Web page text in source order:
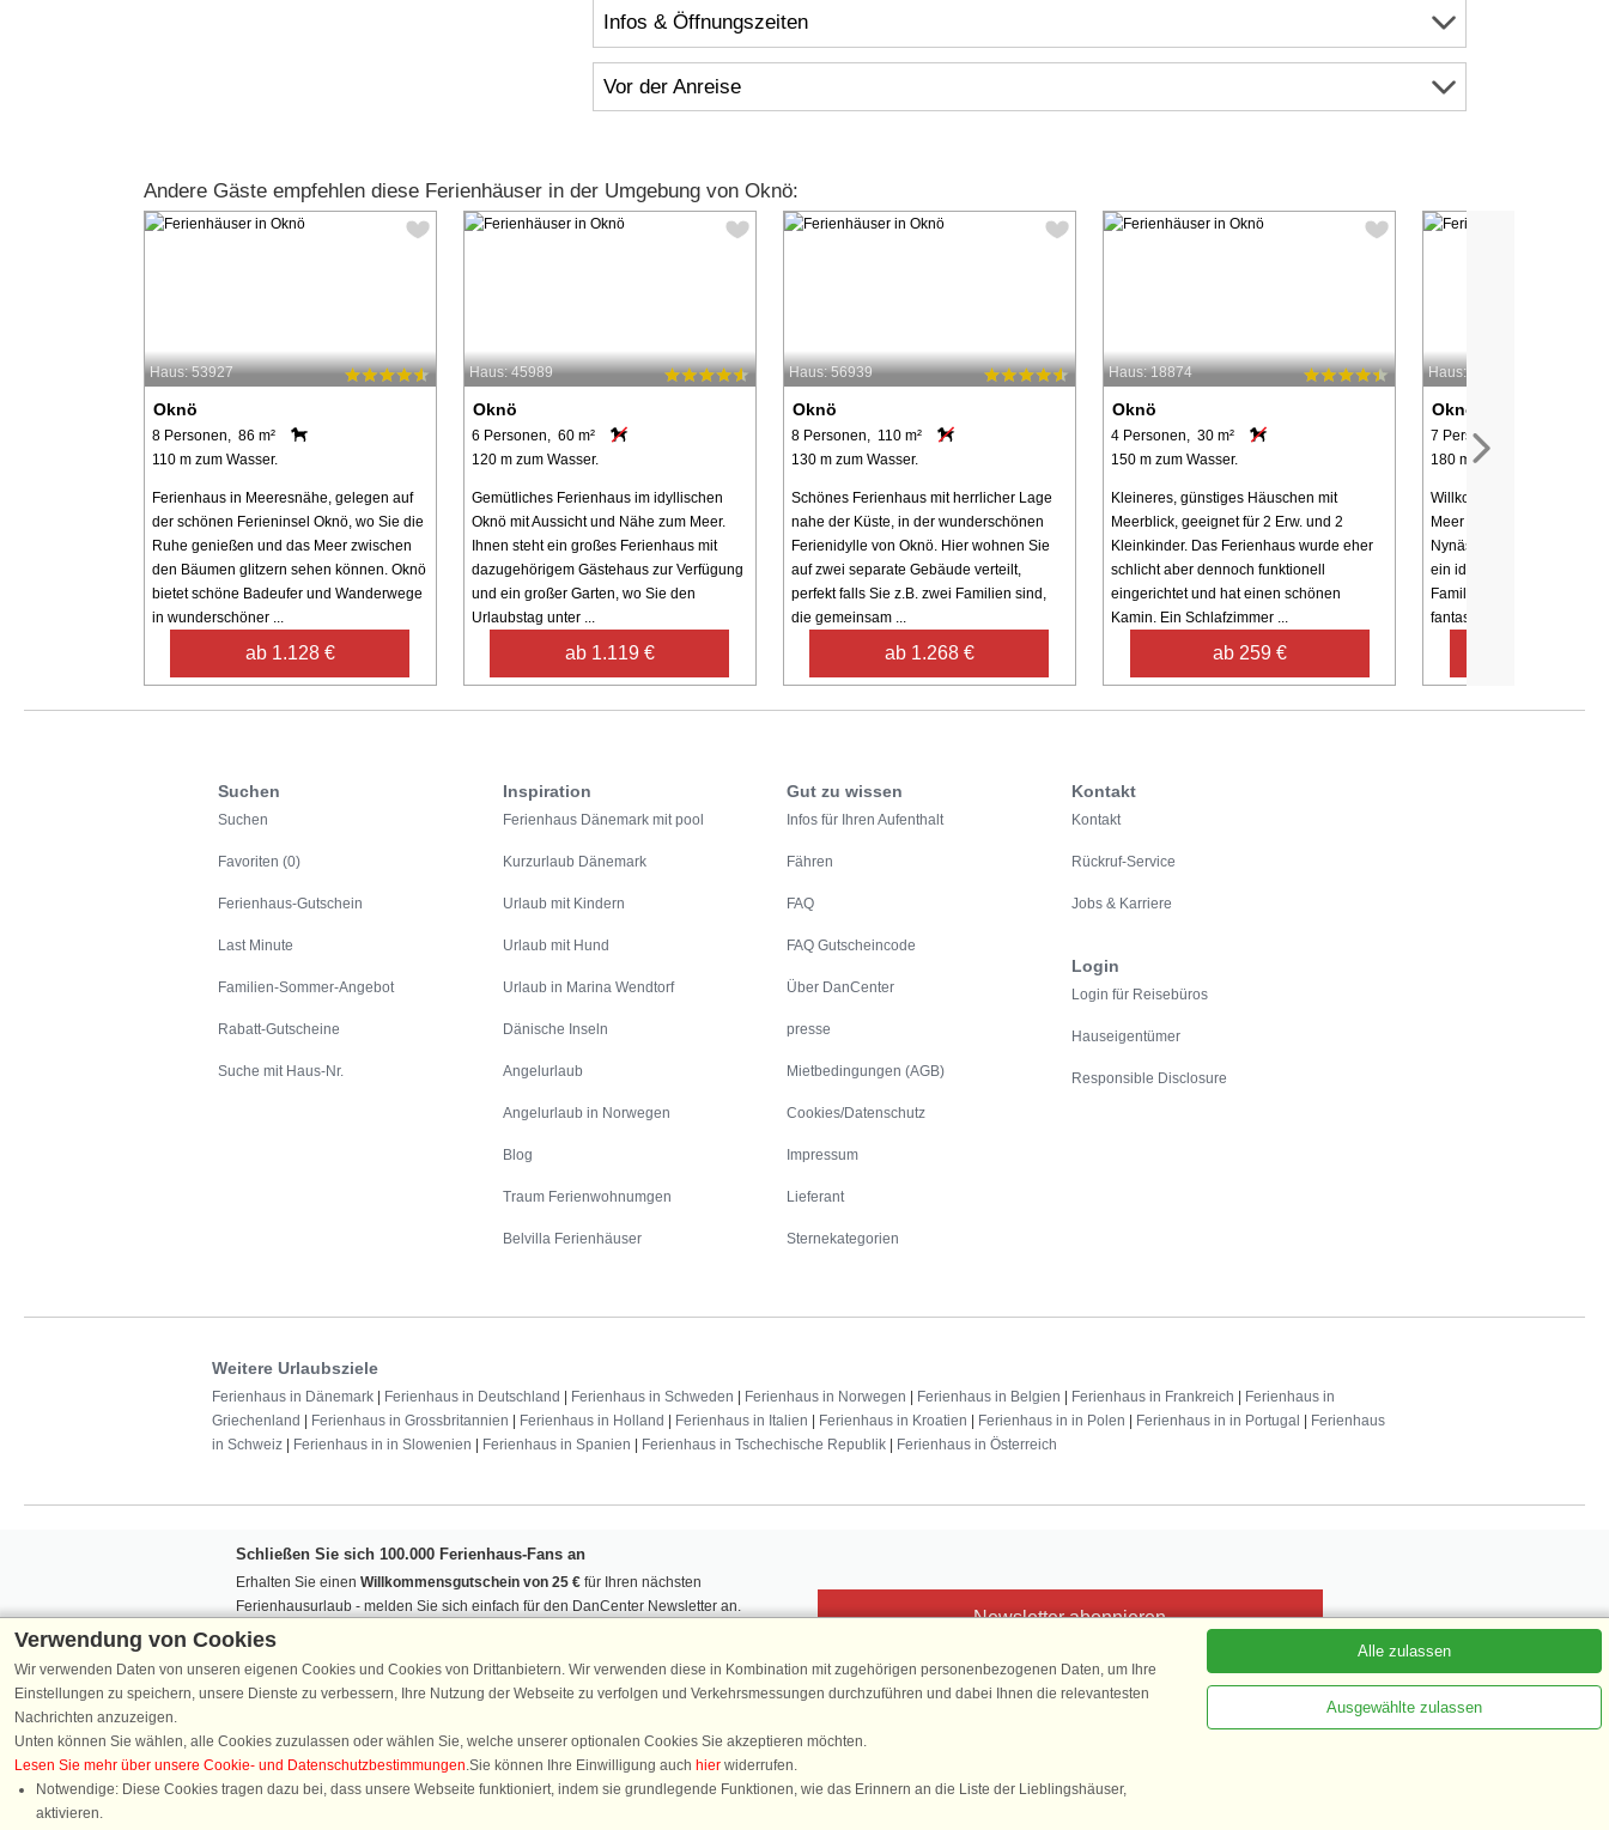
Infos & Öffnungszeiten
Vor der Anreise
Andere Gäste empfehlen diese Ferienhäuser in der Umgebung von Oknö:
Haus: 53927
Oknö
8 Personen, 86 m²
110 m zum Wasser.
Ferienhaus in Meeresnähe, gelegen auf
der schönen Ferieninsel Oknö, wo Sie die
Ruhe genießen und das Meer zwischen
den Bäumen glitzern sehen können. Oknö
bietet schöne Badeufer und Wanderwege
in wunderschöner ...
ab 1.128 €
Haus: 45989
Oknö
6 Personen, 60 m²
120 m zum Wasser.
Gemütliches Ferienhaus im idyllischen
Oknö mit Aussicht und Nähe zum Meer.
Ihnen steht ein großes Ferienhaus mit
dazugehörigem Gästehaus zur Verfügung
und ein großer Garten, wo Sie den
Urlaubstag unter ...
ab 1.119 €
Haus: 56939
Oknö
8 Personen, 110 m²
130 m zum Wasser.
Schönes Ferienhaus mit herrlicher Lage
nahe der Küste, in der wunderschönen
Ferienidylle von Oknö. Hier wohnen Sie
auf zwei separate Gebäude verteilt,
perfekt falls Sie z.B. zwei Familien sind,
die gemeinsam ...
ab 1.268 €
Haus: 18874
Oknö
4 Personen, 30 m²
150 m zum Wasser.
Kleineres, günstiges Häuschen mit
Meerblick, geeignet für 2 Erw. und 2
Kleinkinder. Das Ferienhaus wurde eher
schlicht aber dennoch funktionell
eingerichtet und hat einen schönen
Kamin. Ein Schlafzimmer ...
ab 259 €
Haus: 65676
Oknö
7 Personen, 180 m²
180 m zum Wasser.
Willkommen in einem
Meer mit
Nynäs, direkt vor der
ein idealer Ort für
Familienurlaub. Sie
fantastischer Lage, ...
Suchen
Suchen
Favoriten (0)
Ferienhaus-Gutschein
Last Minute
Familien-Sommer-Angebot
Rabatt-Gutscheine
Suche mit Haus-Nr.
Inspiration
Ferienhaus Dänemark mit pool
Kurzurlaub Dänemark
Urlaub mit Kindern
Urlaub mit Hund
Urlaub in Marina Wendtorf
Dänische Inseln
Angelurlaub
Angelurlaub in Norwegen
Blog
Traum Ferienwohnumgen
Belvilla Ferienhäuser
Gut zu wissen
Infos für Ihren Aufenthalt
Fähren
FAQ
FAQ Gutscheincode
Über DanCenter
presse
Mietbedingungen (AGB)
Cookies/Datenschutz
Impressum
Lieferant
Sternekategorien
Kontakt
Kontakt
Rückruf-Service
Jobs & Karriere
Login
Login für Reisebüros
Hauseigentümer
Responsible Disclosure
Weitere Urlaubsziele
Ferienhaus in Dänemark Ferienhaus in Deutschland Ferienhaus in Schweden Ferienhaus in Norwegen Ferienhaus in Belgien Ferienhaus in Frankreich
Ferienhaus in
Griechenland
Ferienhaus in Grossbritannien Ferienhaus in Holland Ferienhaus in Italien Ferienhaus in Kroatien Ferienhaus in in Polen Ferienhaus in in Portugal
Ferienhaus
in Schweiz
Ferienhaus in in Slowenien Ferienhaus in Spanien Ferienhaus in Tschechische Republik Ferienhaus in Österreich
Schließen Sie sich 100.000 Ferienhaus-Fans an
Erhalten Sie einen Willkommensgutschein von 25 € für Ihren nächsten
Ferienhausurlaub - melden Sie sich einfach für den DanCenter Newsletter an.
Verpassen Sie nie wieder exklusive Angebote, Gewinnspiele und Urlaubstipps!
Newsletter abonnieren
Folgen Sie uns:
basierend auf mehr 135.870 Kundenbewertungen
Verwendung von Cookies
Wir verwenden Daten von unseren eigenen Cookies und Cookies von Drittanbietern. Wir verwenden diese in Kombination mit zugehörigen personenbezogenen Daten, um Ihre
Einstellungen zu speichern, unsere Dienste zu verbessern, Ihre Nutzung der Webseite zu verfolgen und Verkehrsmessungen durchzuführen und dabei Ihnen die relevantesten
Nachrichten anzuzeigen.
Unten können Sie wählen, alle Cookies zuzulassen oder wählen Sie, welche unserer optionalen Cookies Sie akzeptieren möchten.
Lesen Sie mehr über unsere Cookie- und Datenschutzbestimmungen.Sie können Ihre Einwilligung auch hier widerrufen.
Notwendige: Diese Cookies tragen dazu bei, dass unsere Webseite funktioniert, indem sie grundlegende Funktionen, wie das Erinnern an die Liste der Lieblingshäuser,
aktivieren.
Alle zulassen
Ausgewählte zulassen